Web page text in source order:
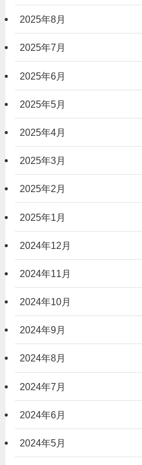
2025年8月
2025年7月
2025年6月
2025年5月
2025年4月
2025年3月
2025年2月
2025年1月
2024年12月
2024年11月
2024年10月
2024年9月
2024年8月
2024年7月
2024年6月
2024年5月